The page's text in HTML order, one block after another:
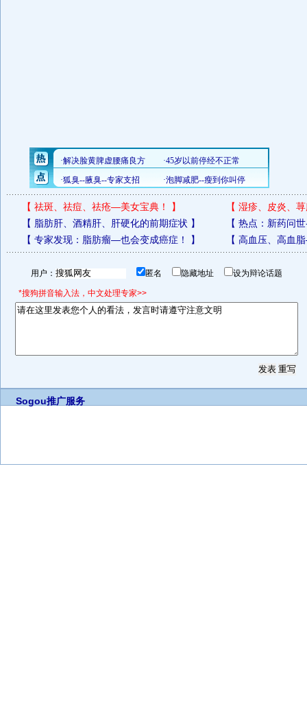
【 祛斑、祛痘、祛疮—美女宝典！ 】 【 湿疹、皮炎、
【 脂肪肝、酒精肝、肝硬化的前期症状 】 【 热点：新药问
【 专家发现：脂肪瘤—也会变成癌症！ 】 【 高血压、高血
用户： 匿名 隐藏地址 设为辩论话题
*搜狗拼音输入法，中文处理专家>>
Sogou推广服务